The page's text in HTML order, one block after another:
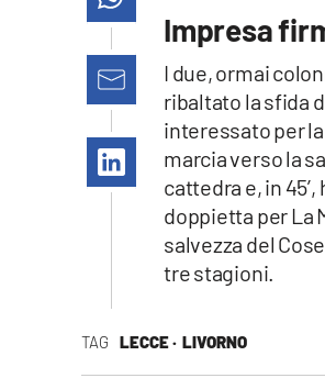
lacapitalenews.it
TAG LECCE · LIVORNO
Impresa
I due, ormai
ribaltato la sfida
interessato per
marcia verso la
cattedra e, in
doppietta per La
salvezza del
tre stagioni.